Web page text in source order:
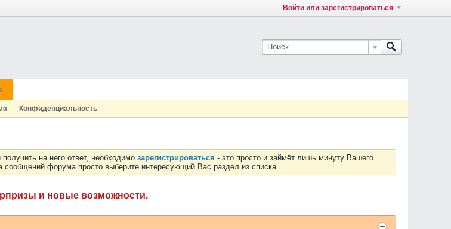
Войти или зарегистрироваться
Конфиденциальность
на него ответ, необходимо зарегистрироваться - это просто и займёт лишь минуту Вашего
сообщений форума просто выберите интересующий Вас раздел из списка.
и новые возможности.